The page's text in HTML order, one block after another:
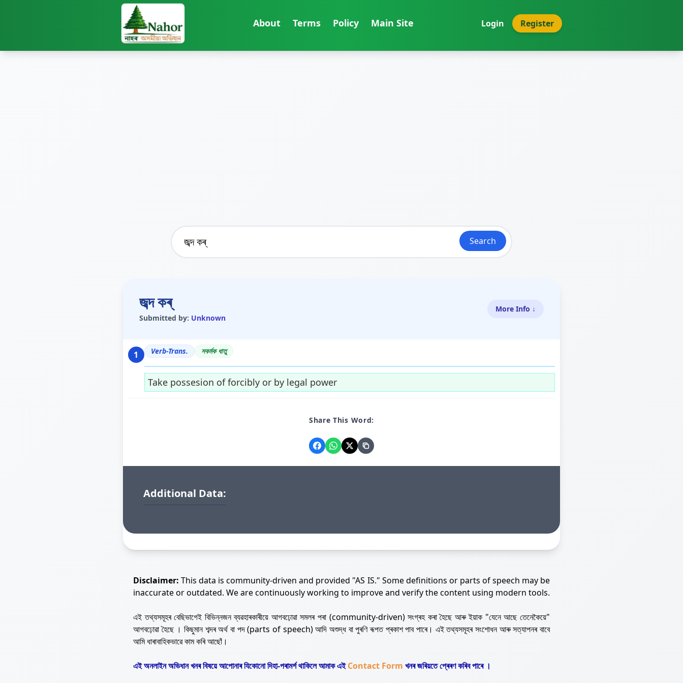
About Terms Policy Main Site Login Register
Search
জব্দ কৰ্
Submitted by: Unknown
More Info ↓
1 Verb-Trans. সকৰ্মক ধাতু
Take possesion of forcibly or by legal power
Share This Word:
Additional Data:
Disclaimer: This data is community-driven and provided "AS IS." Some definitions or parts of speech may be
inaccurate or outdated. We are continuously working to improve and verify the content using modern tools.
এই তথ্যসমূহৰ বেছিভাগেই বিভিন্নজন ব্যৱহাৰকাৰীয়ে আগবঢ়োৱা সমলৰ পৰা (community-driven) সংগ্ৰহ কৰা হৈছে আৰু ইয়াক "যেনে আছে তেনেকৈয়ে"
আগবঢ়োৱা হৈছে । কিছুমান শব্দৰ অৰ্থ বা পদ (parts of speech) আদি অশুদ্ধ বা পুৰণি ৰূপত প্ৰকাশ পাব পাৰে। এই তথ্যসমূহৰ সংশোধন আৰু সত্যাপনৰ বাবে
আমি ধাৰাবাহিকভাৱে কাম কৰি আছোঁ।
এই অনলাইন অভিধান খনৰ বিষয়ে আপোনাৰ যিকোনো দিহা-পৰামৰ্শ থাকিলে আমাক এইContact Form খনৰ জৰিয়তে প্ৰেৰণ কৰিব পাৰে ।